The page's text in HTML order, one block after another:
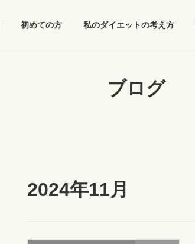
初めての方 私のダイエットの考え方
ブログ
2024年11月